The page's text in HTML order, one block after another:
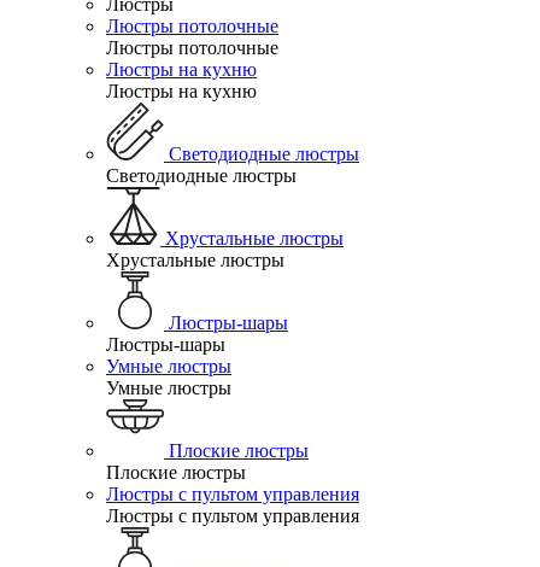
Люстры
Люстры потолочные
Люстры потолочные
Люстры на кухню
Люстры на кухню
Светодиодные люстры
Светодиодные люстры
Хрустальные люстры
Хрустальные люстры
Люстры-шары
Люстры-шары
Умные люстры
Умные люстры
Плоские люстры
Плоские люстры
Люстры с пультом управления
Люстры с пультом управления